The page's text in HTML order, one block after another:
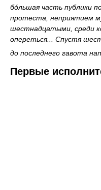
бóльшая часть публики
протеста, неприятием
шестнадцатыми, среди
опереться... Спустя
до последнего гавота
Первые